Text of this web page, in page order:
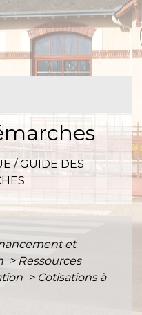
/GUIDE DES
et
> Ressources
> Cotisations à